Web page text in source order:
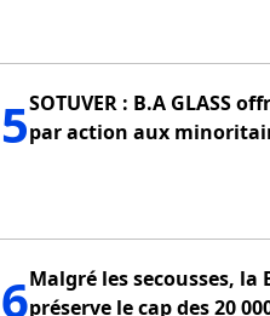
5SOTUVER : B.A GLASS
par action aux
6Malgré les secousses, la
préserve le cap des 20